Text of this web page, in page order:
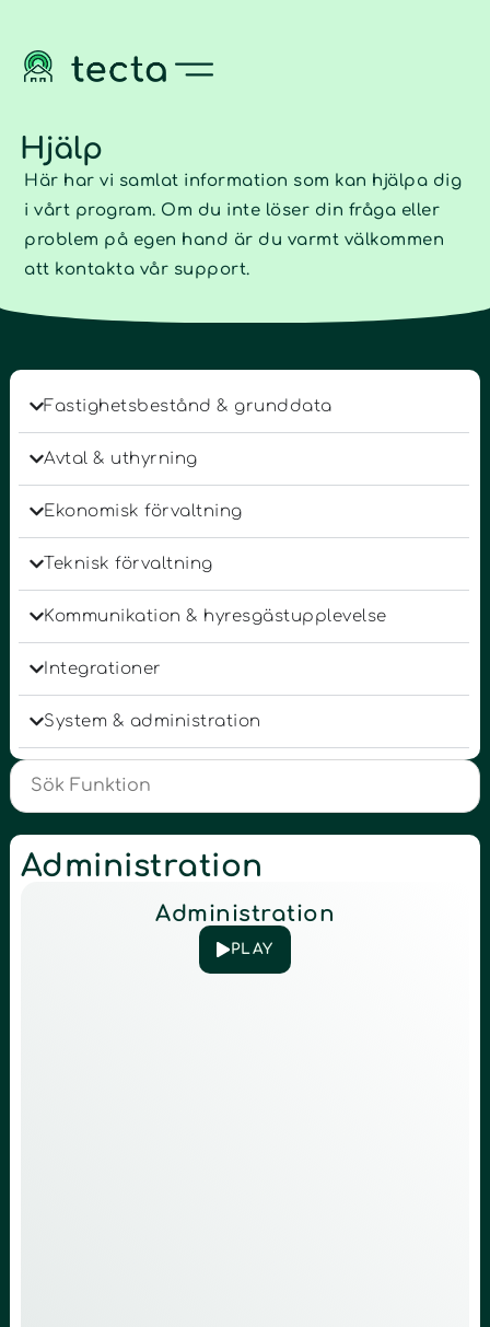
Hjälp
Här har vi samlat information som kan hjälpa dig
i vårt program. Om du inte löser din fråga eller
problem på egen hand är du varmt välkommen
att kontakta vår support.
Fastighetsbestånd & grunddata
Avtal & uthyrning
Ekonomisk förvaltning
Teknisk förvaltning
Kommunikation & hyresgästupplevelse
Integrationer
System & administration
Administration
Administration
PLAY